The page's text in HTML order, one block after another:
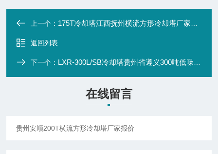
上一个： 175T冷却塔江西抚州横流方形冷却塔厂家生产直销
返回列表
下一个： LXR-300L/SB冷却塔贵州省遵义300吨低噪音横流方形冷却塔报价
在线留言